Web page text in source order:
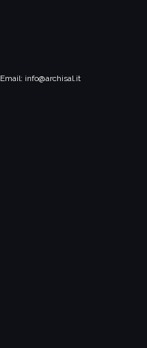
Email: info@archisal.it